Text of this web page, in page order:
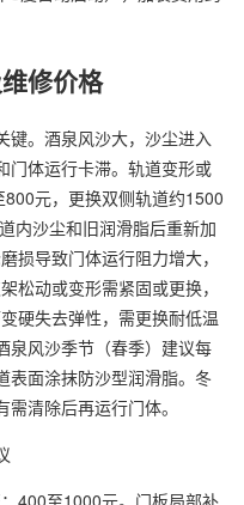
修价格
键。酒泉风沙大，沙尘进入
门体运行卡滞。轨道变形或
元，更换双侧轨道约1500
内沙尘和旧润滑脂后重新加
损导致门体运行阻力增大，
松动或变形需紧固或更换，
硬失去弹性，需更换耐低温
泉风沙季节（春季）建议每
表面涂抹防沙型润滑脂。冬
清除后再运行门体。